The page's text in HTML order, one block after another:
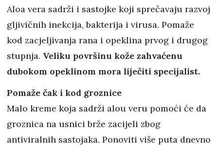
Aloa vera sadrži i sastojke koji sprečavaju razvoj
gljivičnih inekcija, bakterija i virusa. Pomaže
kod zacjeljivanja rana i opeklina prvog i drugog
stupnja. Veliku površinu kože zahvaćenu
dubokom opeklinom mora liječiti specijalist.
Pomaže čak i kod groznice
Malo kreme koja sadrži alou veru pomoći će da
groznica na usnici brže zacijeli zbog
antiviralnih sastojaka. Ponoviti više puta dnevno